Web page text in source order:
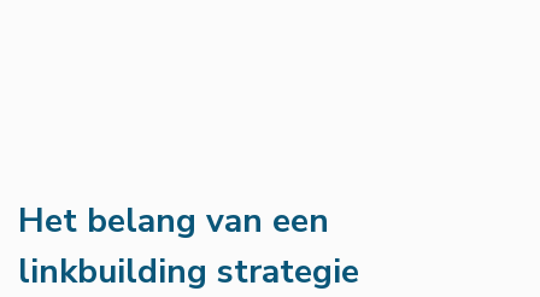
Het belang van een
linkbuilding strategie